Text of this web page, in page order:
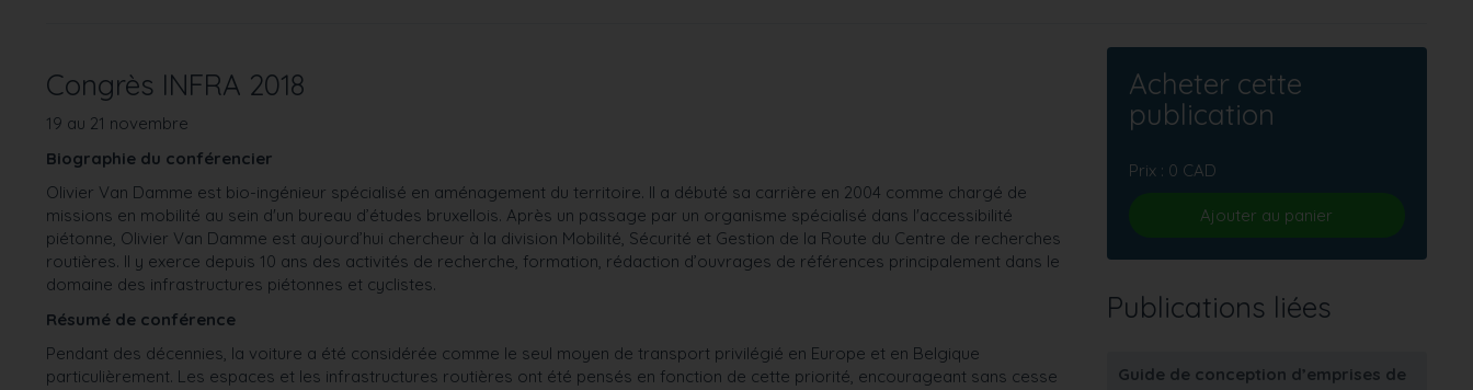
Congrès INFRA 2018
19 au 21 novembre
Biographie du conférencier
Olivier Van Damme est bio-ingénieur spécialisé en aménagement du territoire. Il a débuté sa carrière en 2004 comme chargé de
missions en mobilité au sein d'un bureau d’études bruxellois. Après un passage par un organisme spécialisé dans l'accessibilité
piétonne, Olivier Van Damme est aujourd’hui chercheur à la division Mobilité, Sécurité et Gestion de la Route du Centre de recherches
routières. Il y exerce depuis 10 ans des activités de recherche, formation, rédaction d’ouvrages de références principalement dans le
domaine des infrastructures piétonnes et cyclistes.
Résumé de conférence
Pendant des décennies, la voiture a été considérée comme le seul moyen de transport privilégié en Europe et en Belgique
particulièrement. Les espaces et les infrastructures routières ont été pensés en fonction de cette priorité, encourageant sans cesse
Acheter cette
publication
Prix : 0 CAD
Ajouter au panier
Publications liées
Guide de conception d’emprises de